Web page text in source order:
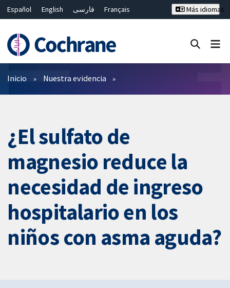
Español English فارسی
Français
Bahasa Malaysia
ไทย 繁體中文
Más idiomas
Filtros
Inicio Nuestra evidencia
¿El sulfato de
magnesio reduce la
necesidad de ingreso
hospitalario en los
niños con asma aguda?